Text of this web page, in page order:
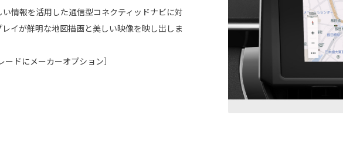
情報を活用した通信型コネクティッドナビに対
イが鮮明な地図描画と美しい映像を映し出しま
ードにメーカーオプション］